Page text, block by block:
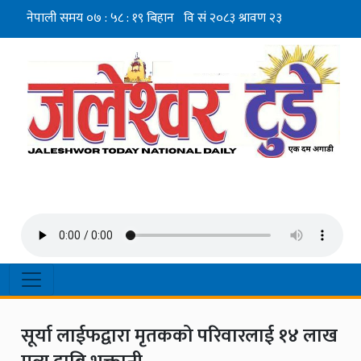
सूर्या लाईफद्वारा मृतकको परिवारलाई १४ लाख